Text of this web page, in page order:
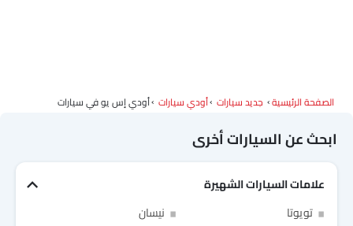
الصفحة الرئيسية جديد سيارات أودي سيارات أودي إس يو في سيارات
ابحث عن السيارات أخرى
علامات السيارات الشهيرة
تويوتا
نيسان